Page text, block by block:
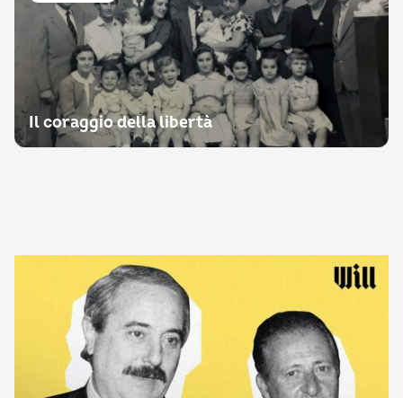
Il coraggio della libertà